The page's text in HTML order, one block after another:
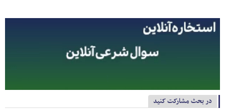
در بحث مشارکت کنید